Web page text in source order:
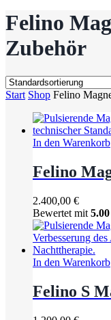
Felino
Zubehör
Start Shop Felino
In den Warenkorb
Felino
2.400,00 €
Bewertet mit 5.00
In den Warenkorb
Felino S